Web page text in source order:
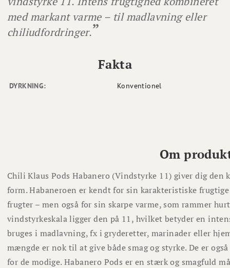
med markant varme – til madlavning eller
chiliudfordringer.
DYRKNING: Konventionel
Fakta
Om
Chili Klaus Pods Habanero (Vindstyrke 11) giver dig
form. Habaneroen er kendt for sin karakteristiske
frugter – men også for sin skarpe varme, som rammer
vindstyrkeskala ligger den på 11, hvilket betyder en
bruges i madlavning, fx i gryderetter, marinader eller
mængde er nok til at give både smag og styrke. De er
for de modige. Habanero Pods er en stærk og smagfuld